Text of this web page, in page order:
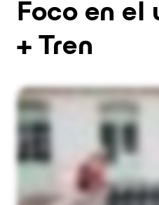
Foco en el
+ Tren